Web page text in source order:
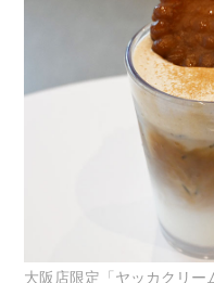
大阪店限定「ヤッカクリー